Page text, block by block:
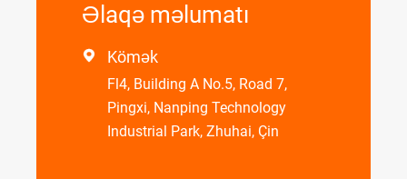
Əlaqə məlumatı
 Kömək
Fl4, Building A No.5, Road 7,
Pingxi, Nanping Technology
Industrial Park, Zhuhai, Çin